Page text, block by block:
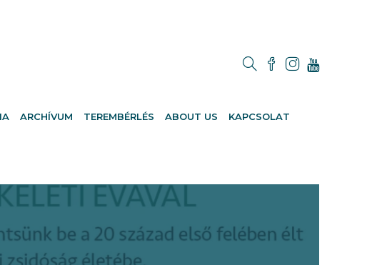
ARCHÍVUM TEREMBÉRLÉS ABOUT US KAPCSOLAT